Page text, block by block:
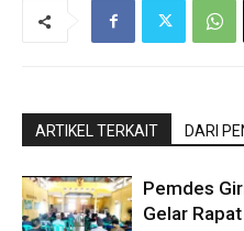
ARTIKEL TERKAIT DARI
Pemdes
Gelar